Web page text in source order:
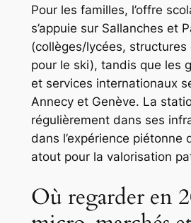
Pour les familles, l’offre
s’appuie sur Sallanches et
(collèges/lycées, structures
pour le ski), tandis que les
et services internationaux
Annecy et Genève. La
régulièrement dans ses
dans l’expérience piétonne
atout pour la valorisation
Où regarder en